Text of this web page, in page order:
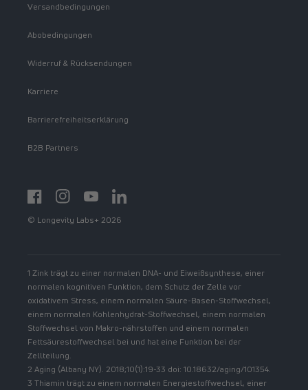
Versandbedingungen
Abobedingungen
Widerruf & Rücksendungen
Karriere
Barrierefreiheitserklärung
B2B Partners
FacebookInstagramYouTubehttps://www.linkedin.com/showcase/
© Longevity Labs+ 2026
1 Zink trägt zu einer normalen DNA- und Eiweißsynthese, einer
normalen kognitiven Funktion, dem Schutz der Zelle vor
oxidativem Stress, einem normalen Säure-Basen-Stoffwechsel,
einem normalen Kohlenhydrat-Stoffwechsel, einem normalen
Stoffwechsel von Makro-nährstoffen und einem normalen
Fettsäurestoffwechsel bei und hat eine Funktion bei der
Zellteilung.
2 Aging (Albany NY). 2018;10(1):19-33 doi: 10.18632/aging/101354.
3 Thiamin trägt zu einem normalen Energiestoffwechsel, einer